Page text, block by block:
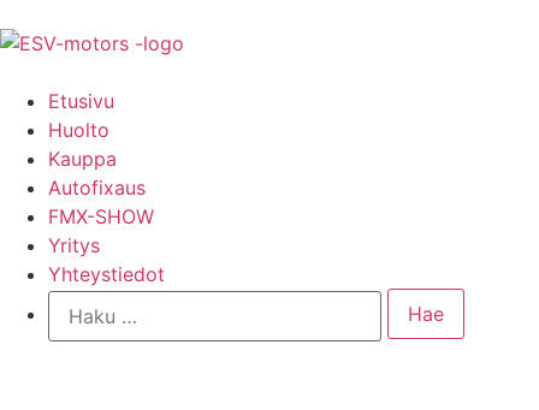
Etusivu
Huolto
Kauppa
Autofixaus
FMX-SHOW
Yritys
Yhteystiedot